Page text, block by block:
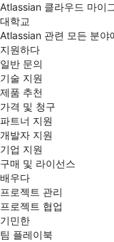
Atlassian 클라우드 마이
대학교
Atlassian 관련 모든 분야
지원하다
일반 문의
기술 지원
제품 추천
가격 및 청구
파트너 지원
개발자 지원
기업 지원
구매 및 라이선스
배우다
프로젝트 관리
프로젝트 협업
기민한
팀 플레이북